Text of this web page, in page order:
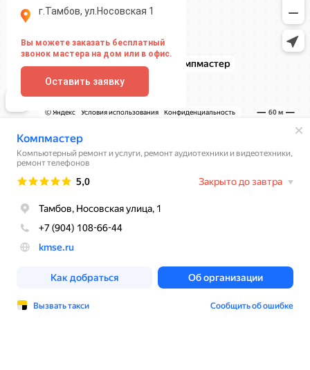
г.Тамбов, ул.Носовская 1
Вы можете заказать бесплатный
звонок мастера на дом или в офис.
Оставить заявку